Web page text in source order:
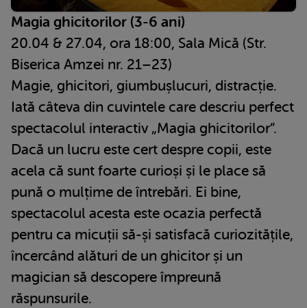
Magia ghicitorilor (3-6 ani)
20.04 & 27.04, ora 18:00, Sala Mică (Str.
Biserica Amzei nr. 21–23)
Magie, ghicitori, giumbușlucuri, distracție.
Iată câteva din cuvintele care descriu perfect
spectacolul interactiv „Magia ghicitorilor”.
Dacă un lucru este cert despre copii, este
acela că sunt foarte curioși și le place să
pună o mulțime de întrebări. Ei bine,
spectacolul acesta este ocazia perfectă
pentru ca micuții să-și satisfacă curiozitățile,
încercând alături de un ghicitor și un
magician să descopere împreună
răspunsurile.